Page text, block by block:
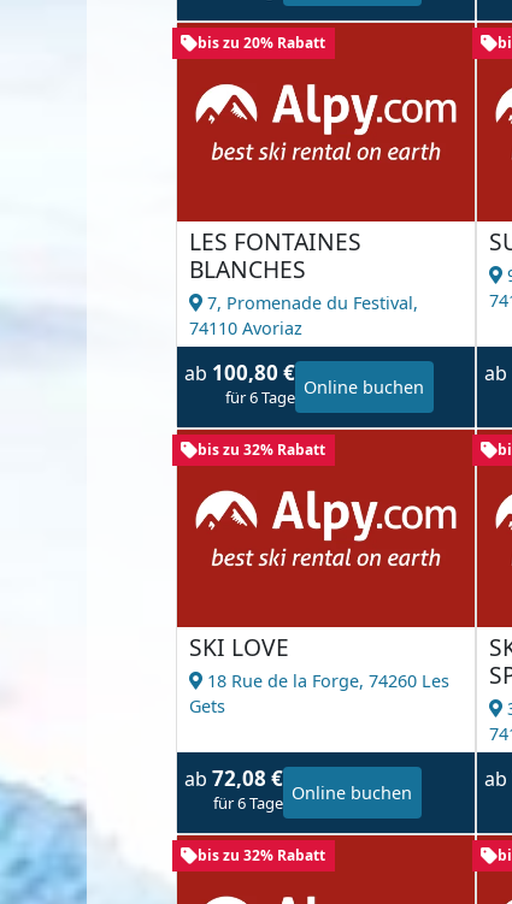
bis zu 20% Rabatt
LES FONTAINES
BLANCHES
7, Promenade du Festival,
74110 Avoriaz
ab 100,80 €
für 6 Tage Online buchen
ab
bis zu 32% Rabatt
SKI LOVE
18 Rue de la Forge, 74260 Les
Gets
ab 72,08 €
für 6 Tage Online buchen
ab
bis zu 32% Rabatt